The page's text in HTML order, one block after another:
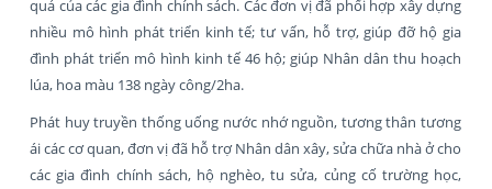
quả của các gia đình chính sách. Các đơn vị đã phối hợp xây dựng
nhiều mô hình phát triển kinh tế; tư vấn, hỗ trợ, giúp đỡ hộ gia
đình phát triển mô hình kinh tế 46 hộ; giúp Nhân dân thu hoạch
lúa, hoa màu 138 ngày công/2ha.
Phát huy truyền thống uống nước nhớ nguồn, tương thân tương
ái các cơ quan, đơn vị đã hỗ trợ Nhân dân xây, sửa chữa nhà ở cho
các gia đình chính sách, hộ nghèo, tu sửa, củng cố trường học,